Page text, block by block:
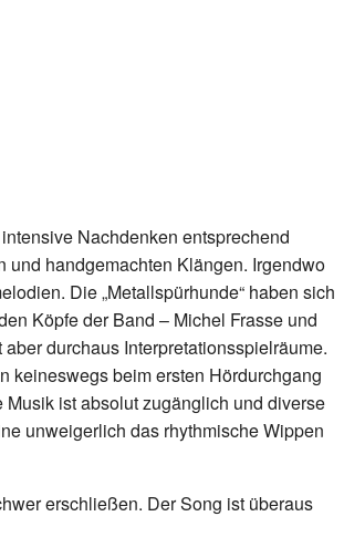
Nachdenken entsprechend
und handgemachten Klängen. Irgendwo
Die „Metallspürhunde“ haben sich
Köpfe der Band – Michel Frasse und
durchaus Interpretationsspielräume.
keineswegs beim ersten Hördurchgang
ist absolut zugänglich und diverse
unweigerlich das rhythmische Wippen
erschließen. Der Song ist überaus